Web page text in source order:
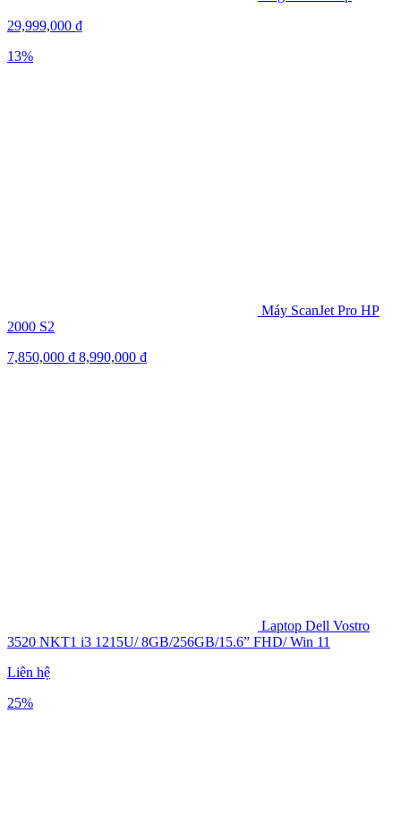
29,999,000 ₫
13%
Máy ScanJet Pro HP
2000 S2
7,850,000 ₫ 8,990,000 ₫
Laptop Dell Vostro
3520 NKT1 i3 1215U/ 8GB/256GB/15.6” FHD/ Win 11
Liên hệ
25%